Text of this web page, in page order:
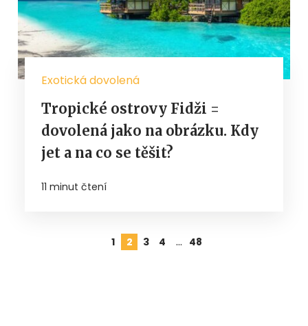
Exotická dovolená
Tropické ostrovy Fidži =
dovolená jako na obrázku. Kdy
jet a na co se těšit?
11 minut čtení
1 2 3 4 … 48